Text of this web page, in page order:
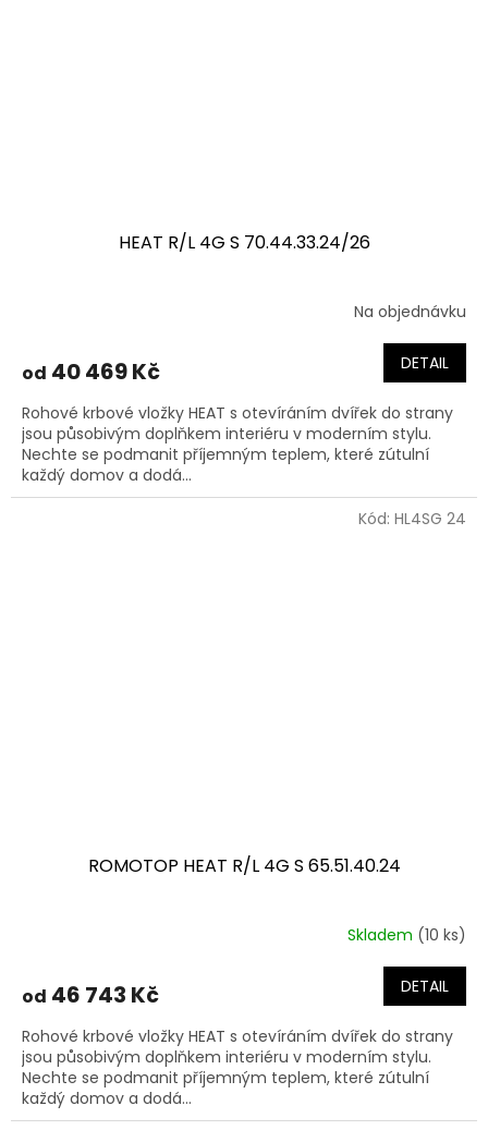
HEAT R/L 4G S 70.44.33.24/26
Na objednávku
od 40 469 Kč DETAIL
Rohové krbové vložky HEAT s otevíráním dvířek do strany
jsou působivým doplňkem interiéru v moderním stylu.
Nechte se podmanit příjemným teplem, které zútulní
každý domov a dodá...
ROMOTOP HEAT R/L 4G S 65.51.40.24
Skladem (10 ks)
od 46 743 Kč DETAIL
Rohové krbové vložky HEAT s otevíráním dvířek do strany
jsou působivým doplňkem interiéru v moderním stylu.
Nechte se podmanit příjemným teplem, které zútulní
každý domov a dodá...
Kód: HL4SG 24